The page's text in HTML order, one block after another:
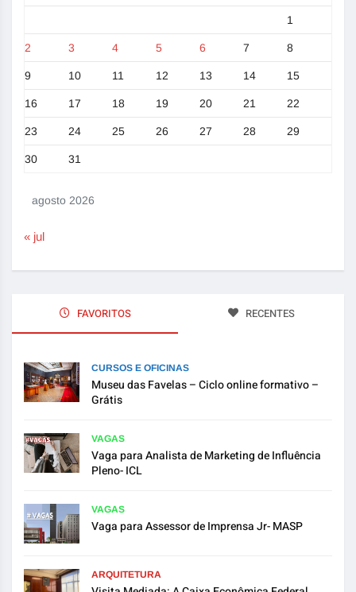
agosto 2026
1
2 3 4 5 6 7 8
9 10 11 12 13 14 15
16 17 18 19 20 21 22
23 24 25 26 27 28 29
30 31
« jul
FAVORITOS RECENTES
CURSOS E OFICINAS
Museu das Favelas – Ciclo online formativo –
Grátis
VAGAS
Vaga para Analista de Marketing de Influência
Pleno- ICL
VAGAS
Vaga para Assessor de Imprensa Jr- MASP
ARQUITETURA